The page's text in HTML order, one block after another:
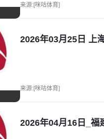
来源:[咪咕体育]
2026年03月25日 上
来源:[咪咕体育]
2026年04月16日_福